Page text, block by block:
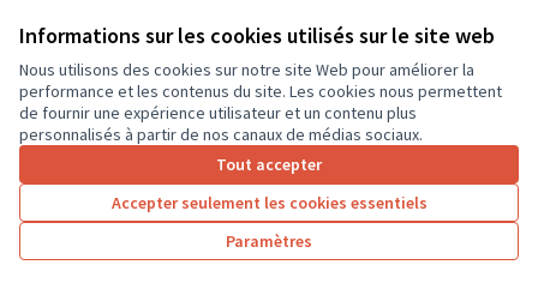
Informations sur les cookies utilisés sur le site web
Nous utilisons des cookies sur notre site Web pour améliorer la
performance et les contenus du site. Les cookies nous permettent
de fournir une expérience utilisateur et un contenu plus
personnalisés à partir de nos canaux de médias sociaux.
Tout accepter
Accepter seulement les cookies essentiels
Paramètres